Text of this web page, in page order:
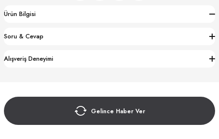
Ürün Bilgisi
Soru & Cevap
Alışveriş Deneyimi
Gelince Haber Ver